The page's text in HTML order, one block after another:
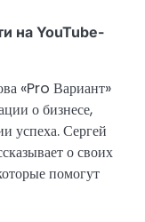
на YouTube-
«Pro Вариант»
о бизнесе,
успеха. Сергей
о своих
помогут